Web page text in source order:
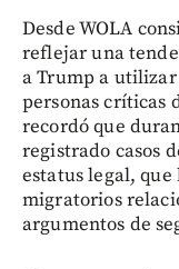
Desde WOLA
reflejar una
a Trump a
personas críticas
recordó que
registrado casos
estatus legal,
migratorios
argumentos de